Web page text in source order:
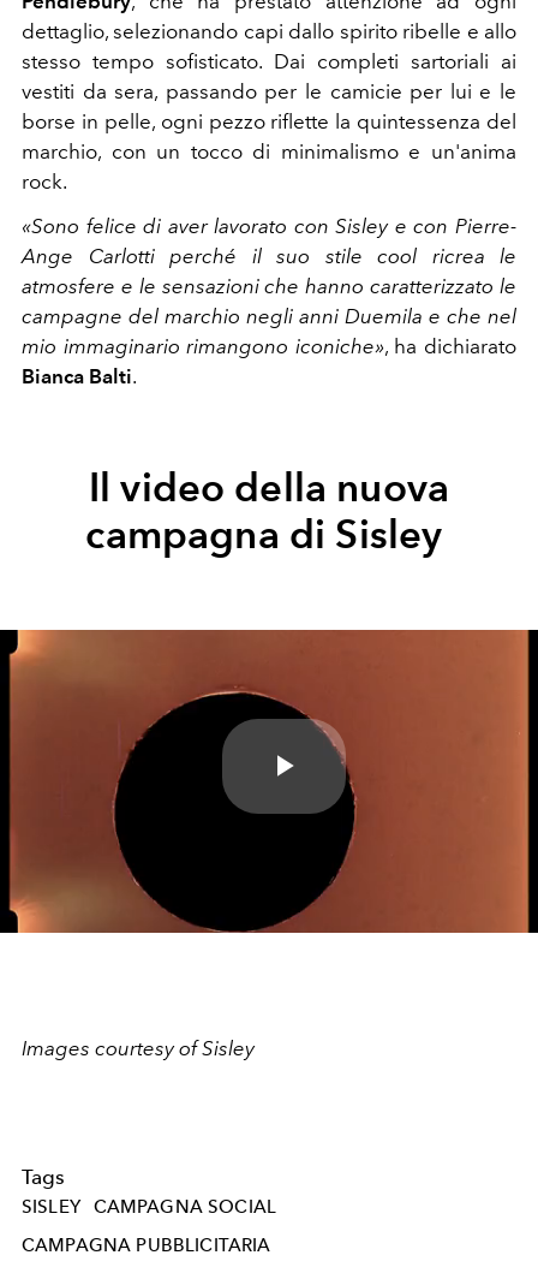
dettaglio, selezionando capi dallo spirito ribelle e allo
stesso tempo sofisticato. Dai completi sartoriali ai
vestiti da sera, passando per le camicie per lui e le
borse in pelle, ogni pezzo riflette la quintessenza del
marchio, con un tocco di minimalismo e un'anima
rock.
«Sono felice di aver lavorato con Sisley e con Pierre-
Ange Carlotti perché il suo stile cool ricrea le
atmosfere e le sensazioni che hanno caratterizzato le
campagne del marchio negli anni Duemila e che nel
mio immaginario rimangono iconiche», ha dichiarato
Bianca Balti.
Il video della nuova
campagna di Sisley
Play
Video
Images courtesy of Sisley
Tags
SISLEY
CAMPAGNA SOCIAL
CAMPAGNA PUBBLICITARIA